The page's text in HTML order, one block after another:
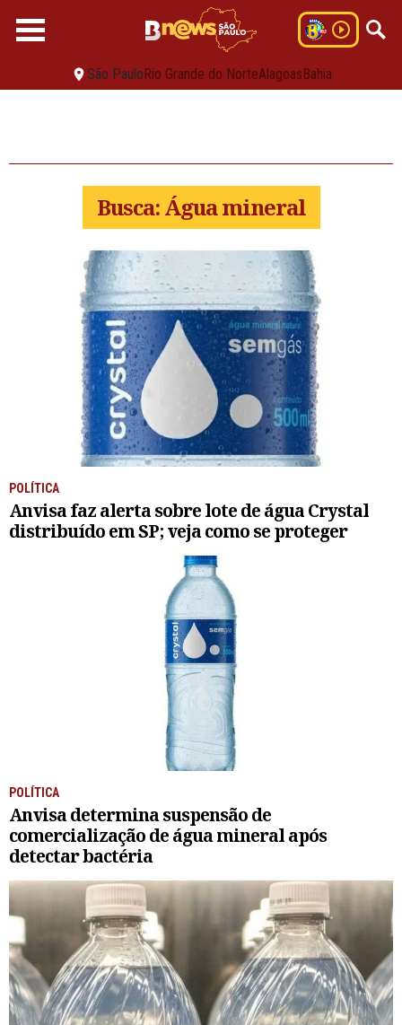
São PauloRio Grande do NorteAlagoasBahia
Busca: Água mineral
POLÍTICA
Anvisa faz alerta sobre lote de água Crystal
distribuído em SP; veja como se proteger
POLÍTICA
Anvisa determina suspensão de
comercialização de água mineral após
detectar bactéria